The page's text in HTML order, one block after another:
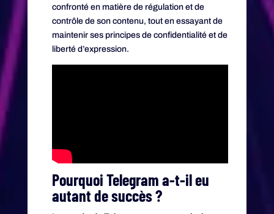
confronté en matière de régulation et de
contrôle de son contenu, tout en essayant de
maintenir ses principes de confidentialité et de
liberté d’expression.
Pourquoi Telegram a-t-il eu
autant de succès ?